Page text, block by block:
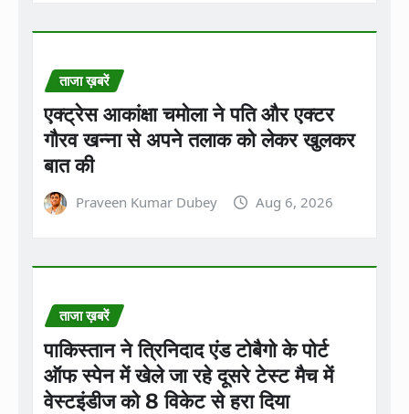
ताजा ख़बरें
एक्ट्रेस आकांक्षा चमोला ने पति और एक्टर
गौरव खन्ना से अपने तलाक को लेकर खुलकर
बात की
Praveen Kumar Dubey Aug 6, 2026
ताजा ख़बरें
पाकिस्तान ने त्रिनिदाद एंड टोबैगो के पोर्ट
ऑफ स्पेन में खेले जा रहे दूसरे टेस्ट मैच में
वेस्टइंडीज को 8 विकेट से हरा दिया